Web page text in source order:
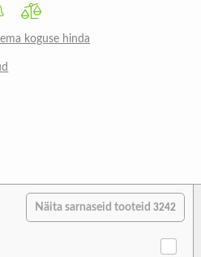
koguse hinda
Näita sarnaseid tooteid3242